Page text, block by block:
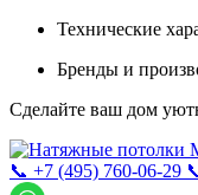
Технические
Бренды и
Сделайте ваш дом
📞 +7 (495) 760-06-29